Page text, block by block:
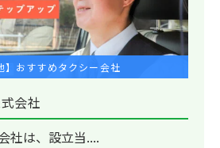
】おすすめタクシー会社
会社
社は、設立当....